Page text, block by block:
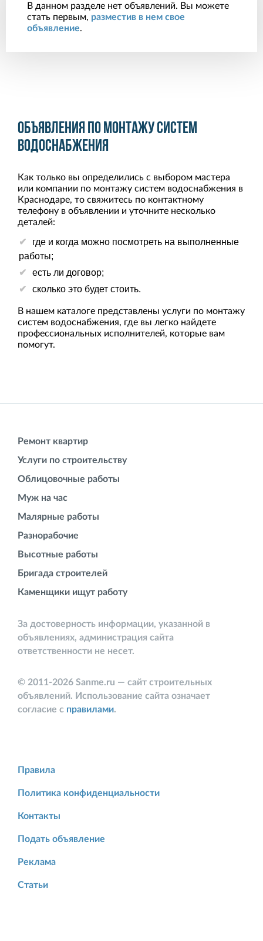
В данном разделе нет объявлений. Вы можете
стать первым, разместив в нем свое
объявление.
Объявления по монтажу систем
водоснабжения
Как только вы определились с выбором мастера
или компании по монтажу систем водоснабжения в
Краснодаре, то свяжитесь по контактному
телефону в объявлении и уточните несколько
деталей:
где и когда можно посмотреть на выполненные
работы;
есть ли договор;
сколько это будет стоить.
В нашем каталоге представлены услуги по монтажу
систем водоснабжения, где вы легко найдете
профессиональных исполнителей, которые вам
помогут.
Ремонт квартир
Услуги по строительству
Облицовочные работы
Муж на час
Малярные работы
Разнорабочие
Высотные работы
Бригада строителей
Каменщики ищут работу
За достоверность информации, указанной в
объявлениях, администрация сайта
ответственности не несет.
© 2011-2026 Sanme.ru — сайт строительных
объявлений. Использование сайта означает
согласие с правилами.
Правила
Политика конфиденциальности
Контакты
Подать объявление
Реклама
Статьи